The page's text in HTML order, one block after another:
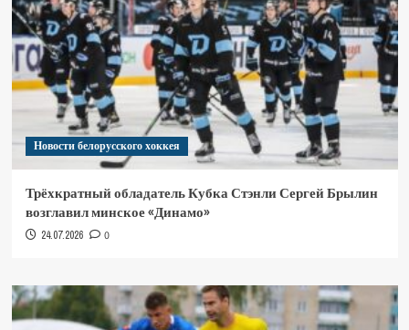
Новости белорусского хоккея
Трёхкратный обладатель Кубка Стэнли Сергей Брылин
возглавил минское «Динамо»
24.07.2026 0